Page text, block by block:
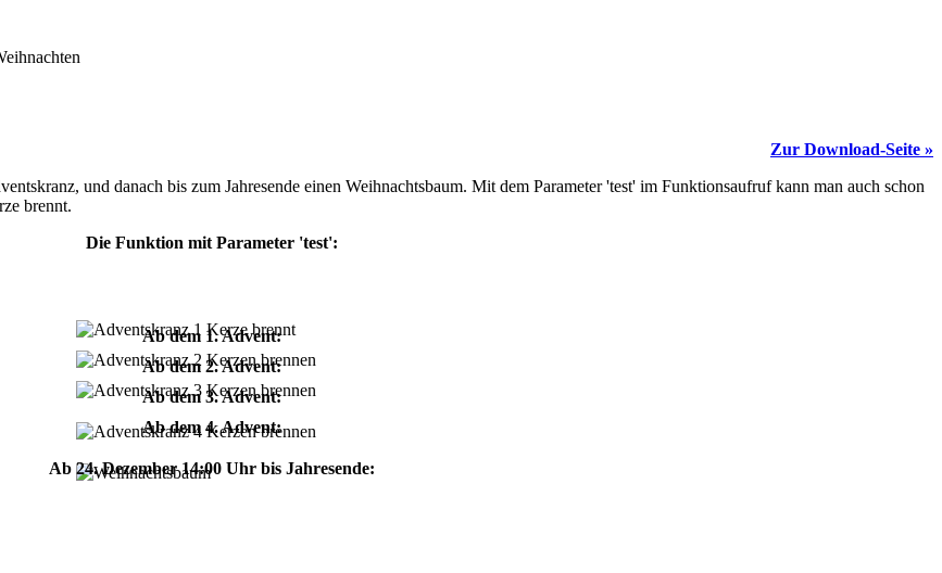
Zur Download-Seite »
und danach bis zum Jahresende einen Weihnachtsbaum. Mit dem Parameter 'test' im Funktionsaufruf kann man auch schon
brennt.
Die Funktion mit Parameter 'test':
Ab dem 1. Advent:
Ab dem 2. Advent:
Ab dem 3. Advent:
Ab dem 4. Advent:
Ab 24. Dezember 14:00 Uhr bis Jahresende: